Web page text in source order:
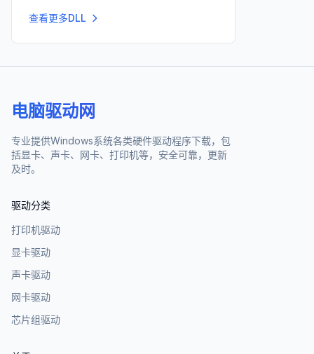
查看更多DLL
电脑驱动网
专业提供Windows系统各类硬件驱动程序下载，包
括显卡、声卡、网卡、打印机等，安全可靠，更新
及时。
驱动分类
打印机驱动
显卡驱动
声卡驱动
网卡驱动
芯片组驱动